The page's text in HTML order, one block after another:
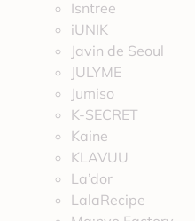
Isntree
iUNIK
Javin de Seoul
JULYME
Jumiso
K-SECRET
Kaine
KLAVUU
La’dor
LalaRecipe